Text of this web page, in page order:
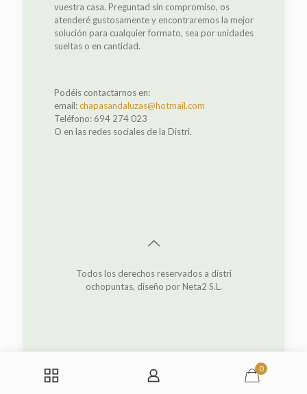
vuestra casa. Preguntad sin compromiso, os
atenderé gustosamente y encontraremos la mejor
solución para cualquier formato, sea por unidades
sueltas o en cantidad.
Podéis contactarnos en:
email:chapasandaluzas@hotmail.com
Teléfono: 694 274 023
O en las redes sociales de la Distri.
Todos los derechos reservados a distri
ochopuntas, diseño por Neta2 S.L.
0